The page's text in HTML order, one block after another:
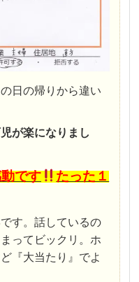
日の帰りから違い
が楽になりまし
です
たった１
す。話しているの
ってビックリ。ホ
『大当たり』でよ